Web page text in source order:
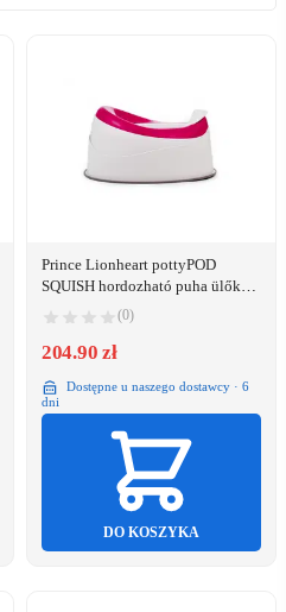
Prince Lionheart pottyPOD
SQUISH hordozható puha ülőkés
bili - Flashbulb Fuchsia
(0)
204.90 zł
Dostępne u naszego dostawcy · 6
dni
DO KOSZYKA